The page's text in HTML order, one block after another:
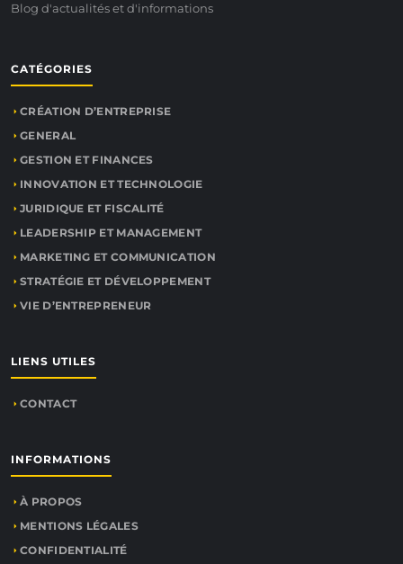
Blog d'actualités et d'informations
CATÉGORIES
CRÉATION D’ENTREPRISE
GENERAL
GESTION ET FINANCES
INNOVATION ET TECHNOLOGIE
JURIDIQUE ET FISCALITÉ
LEADERSHIP ET MANAGEMENT
MARKETING ET COMMUNICATION
STRATÉGIE ET DÉVELOPPEMENT
VIE D’ENTREPRENEUR
LIENS UTILES
CONTACT
INFORMATIONS
À PROPOS
MENTIONS LÉGALES
CONFIDENTIALITÉ